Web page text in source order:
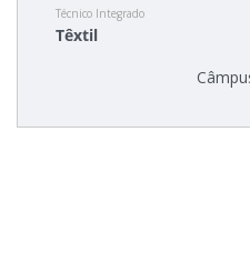
Técnico Integrado
Têxtil